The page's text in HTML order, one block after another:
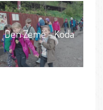
Den Země - Koda